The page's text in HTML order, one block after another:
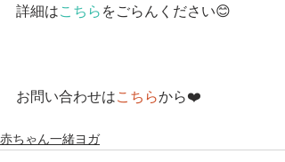
詳細はこちら をごらんください😊
お問い合わせはこちらから❤️
赤ちゃん一緒ヨガ